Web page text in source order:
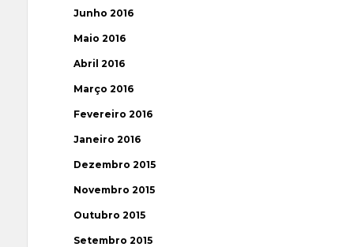
Junho 2016
Maio 2016
Abril 2016
Março 2016
Fevereiro 2016
Janeiro 2016
Dezembro 2015
Novembro 2015
Outubro 2015
Setembro 2015